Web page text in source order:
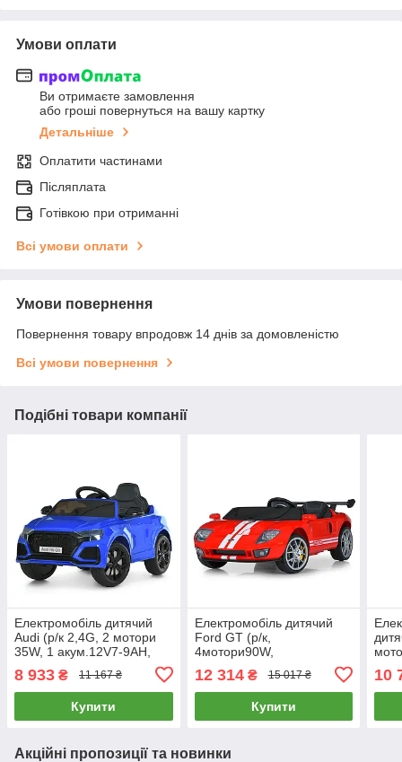
Умови оплати
Ви отримаєте замовлення
або гроші повернуться на вашу картку
Детальніше
Оплатити частинами
Післяплата
Готівкою при отриманні
Всі умови оплати
Умови повернення
Повернення товару впродовж 14 днів за домовленістю
Всі умови повернення
Подібні товари компанії
Електромобіль дитячий
Audi (р/к 2,4G, 2 мотори
35W, 1 акум.12V7-9AH,
4569EBLRS-4 Синій
8 933 ₴ 11 167 ₴
Купити
Електромобіль дитячий
Ford GT (р/к,
4мотори90W,
музика, EVA, USB,
BLUETOOTH) Bambi M
6107EBLR-3(24V)
Червоний
12 314₴ 15 017 ₴
Купити
10
Акційні пропозиції та новинки